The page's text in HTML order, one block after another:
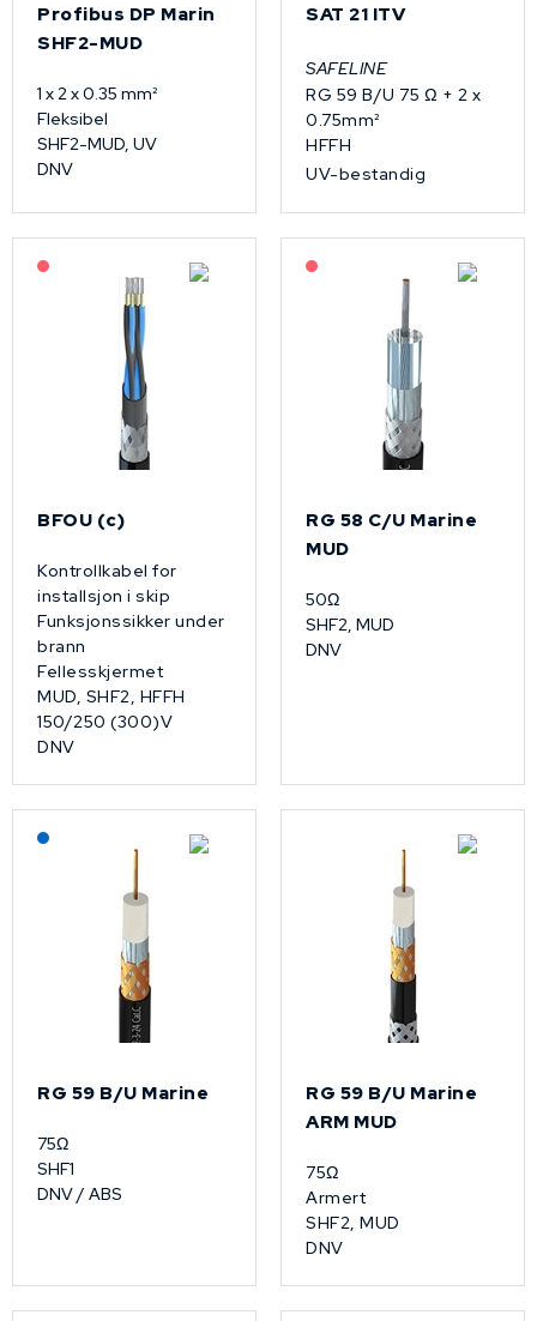
Profibus DP Marin
SHF2-MUD
1 x 2 x 0.35 mm²
Fleksibel
SHF2-MUD, UV
DNV
SAT 21 ITV
SAFELINE
RG 59 B/U 75 Ω + 2 x
0.75mm²
HFFH
UV-bestandig
BFOU (c)
Kontrollkabel for
installsjon i skip
Funksjonssikker under
brann
Fellesskjermet
MUD, SHF2, HFFH
150/250 (300)V
DNV
RG 58 C/U Marine
MUD
50Ω
SHF2, MUD
DNV
Lagerført: NEK Kabel
RG 59 B/U Marine
75Ω
SHF1
DNV / ABS
RG 59 B/U Marine
ARM MUD
75Ω
Armert
SHF2, MUD
DNV